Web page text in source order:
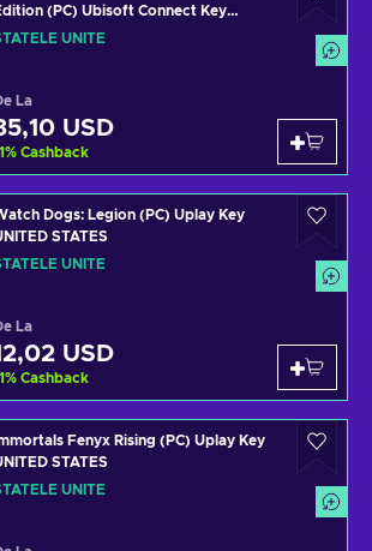
(PC) Ubisoft Connect Key
STATES
UNITE
La
USD
% Cashback
Dogs: Legion (PC) Uplay Key
STATES
UNITE
La
USD
% Cashback
Fenyx Rising (PC) Uplay Key
STATES
UNITE